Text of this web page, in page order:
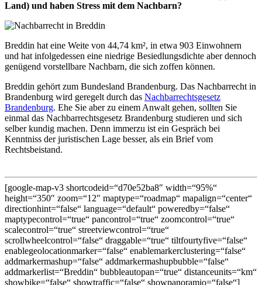
Land) und haben Stress mit dem Nachbarn?
Breddin hat eine Weite von 44,74 km², in etwa 903 Einwohnern
und hat infolgedessen eine niedrige Besiedlungsdichte aber dennoch
genügend vorstellbare Nachbarn, die sich zoffen können.
Breddin gehört zum Bundesland Brandenburg. Das Nachbarrecht in
Brandenburg wird geregelt durch das Nachbarrechtsgesetz
Brandenburg. Ehe Sie aber zu einem Anwalt gehen, sollten Sie
einmal das Nachbarrechtsgesetz Brandenburg studieren und sich
selber kundig machen. Denn immerzu ist ein Gespräch bei
Kenntniss der juristischen Lage besser, als ein Brief vom
Rechtsbeistand.
[google-map-v3 shortcodeid=“d70e52ba8″ width=“95%“
height=“350″ zoom=“12″ maptype=“roadmap“ mapalign=“center“
directionhint=“false“ language=“default“ poweredby=“false“
maptypecontrol=“true“ pancontrol=“true“ zoomcontrol=“true“
scalecontrol=“true“ streetviewcontrol=“true“
scrollwheelcontrol=“false“ draggable=“true“ tiltfourtyfive=“false“
enablegeolocationmarker=“false“ enablemarkerclustering=“false“
addmarkermashup=“false“ addmarkermashupbubble=“false“
addmarkerlist=“Breddin“ bubbleautopan=“true“ distanceunits=“km“
showbike=“false“ showtraffic=“false“ showpanoramio=“false“]